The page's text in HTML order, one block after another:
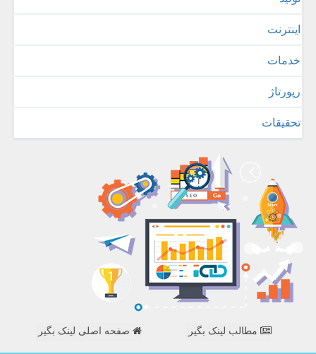
اینترنت
خدمات
رپورتاژ
تحقیقات
مطالب لینک بگیر صفحه اصلی لینک بگیر